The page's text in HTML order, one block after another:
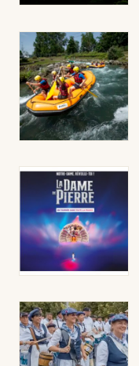
Newsletter des
Artistes en tournée
Magazine dans